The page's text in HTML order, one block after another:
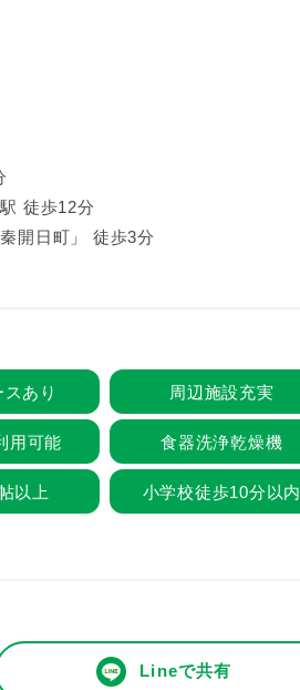
徒歩12分
開日町」 徒歩3分
あり 周辺施設充実
用可能 食器洗浄乾燥機
以上 小学校徒歩10分以内
Lineで共有